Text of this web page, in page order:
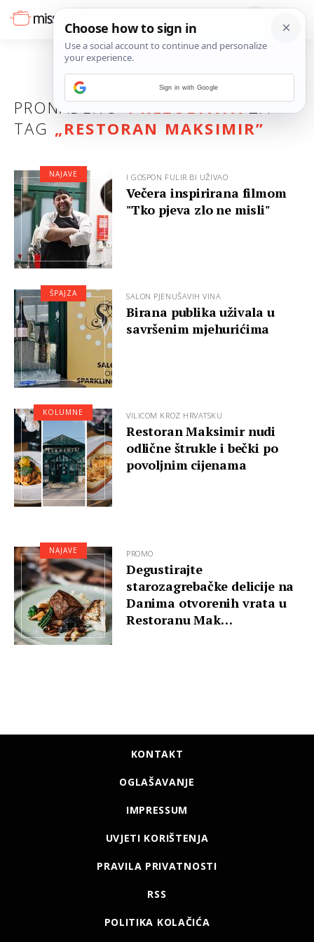
PRONAĐENO4 REZULTATAZA
TAG „RESTORAN MAKSIMIR”
I GOSPON FULIR BI UŽIVAO
Večera inspirirana filmom
"Tko pjeva zlo ne misli"
NAJAVE
SALON PJENUŠAVIH VINA
Birana publika uživala u
savršenim mjehurićima
ŠPAJZA
VILICOM KROZ HRVATSKU
Restoran Maksimir nudi
odlične štrukle i bečki po
povoljnim cijenama
KOLUMNE
PROMO
Degustirajte
starozagrebačke delicije na
Danima otvorenih vrata u
Restoranu Mak…
NAJAVE
KONTAKT
OGLAŠAVANJE
IMPRESSUM
UVJETI KORIŠTENJA
PRAVILA PRIVATNOSTI
RSS
POLITIKA KOLAČIĆA
Sign in with Google